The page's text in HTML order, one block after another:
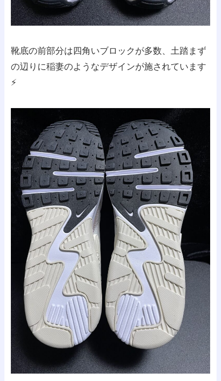
靴底の前部分は四角いブロックが多数、土踏まず
の辺りに稲妻のようなデザインが施されています
⚡